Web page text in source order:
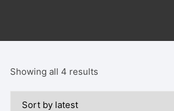
Showing all 4 results